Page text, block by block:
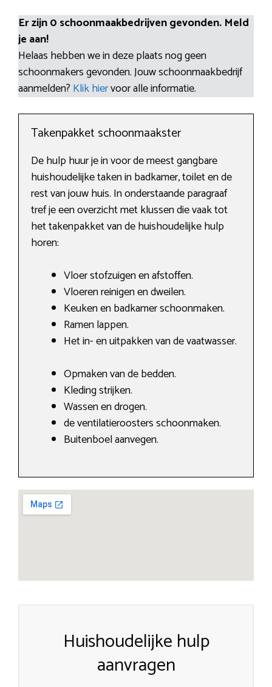
Er zijn 0 schoonmaakbedrijven gevonden. Meld
je aan!
Helaas hebben we in deze plaats nog geen
schoonmakers gevonden. Jouw schoonmaakbedrijf
aanmelden? Klik hiervoor alle informatie.
Takenpakket schoonmaakster
De hulp huur je in voor de meest gangbare
huishoudelijke taken in badkamer, toilet en de
rest van jouw huis. In onderstaande paragraaf
tref je een overzicht met klussen die vaak tot
het takenpakket van de huishoudelijke hulp
horen:
Vloer stofzuigen en afstoffen.
Vloeren reinigen en dweilen.
Keuken en badkamer schoonmaken.
Ramen lappen.
Het in- en uitpakken van de vaatwasser.
Opmaken van de bedden.
Kleding strijken.
Wassen en drogen.
de ventilatieroosters schoonmaken.
Buitenboel aanvegen.
Huishoudelijke hulp
aanvragen